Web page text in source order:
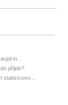
lo...
přijde?
statisícovo...